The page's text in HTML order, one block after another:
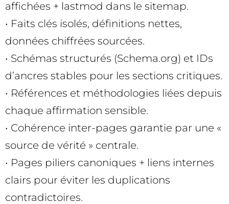
affichées + lastmod dans le sitemap.
• Faits clés isolés, définitions nettes,
données chiffrées sourcées.
• Schémas structurés (Schema.org) et IDs
d’ancres stables pour les sections critiques.
• Références et méthodologies liées depuis
chaque affirmation sensible.
• Cohérence inter-pages garantie par une «
source de vérité » centrale.
• Pages piliers canoniques + liens internes
clairs pour éviter les duplications
contradictoires.